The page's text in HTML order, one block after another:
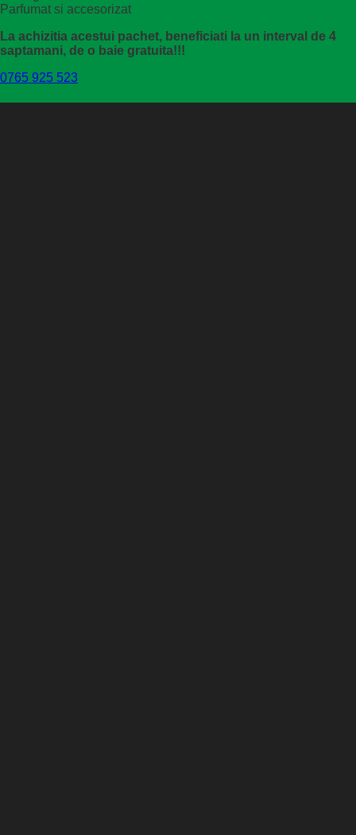
Parfumat si accesorizat
La achizitia acestui pachet, beneficiati la un interval de 4
saptamani, de o baie gratuita!!!
0765 925 523